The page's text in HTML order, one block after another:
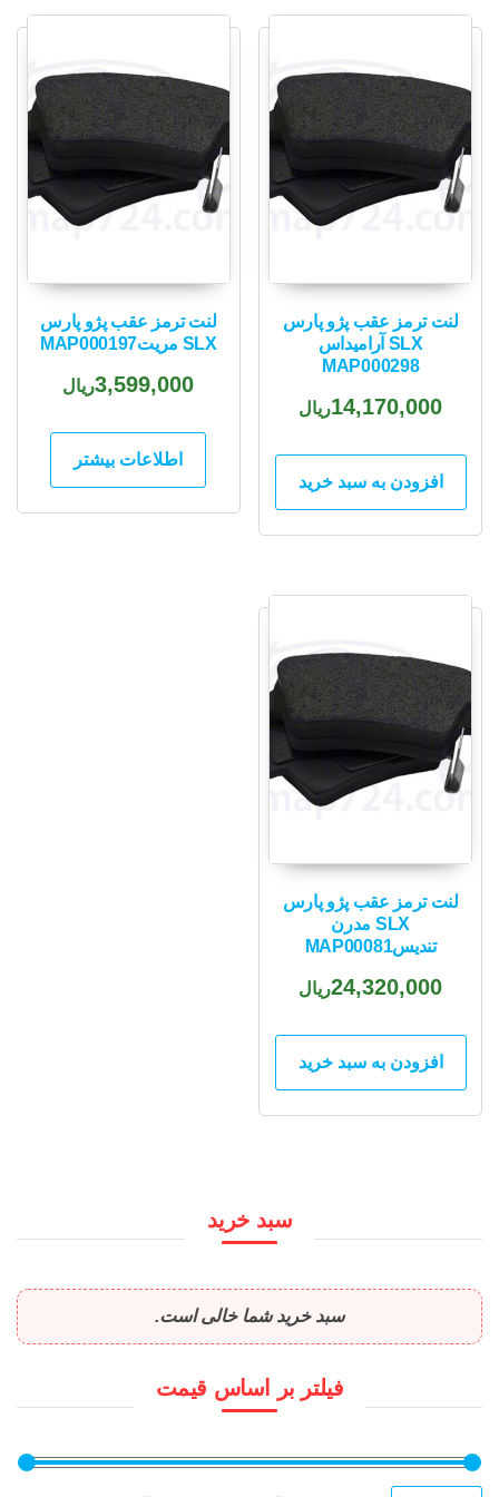
لنت ترمز عقب پژو پارس
SLX آرامیداس
MAP000298
14,170,000ریال
افزودن به سبد خرید
لنت ترمز عقب پژو پارس
SLX مریتMAP000197
3,599,000ریال
اطلاعات بیشتر
لنت ترمز عقب پژو پارس
SLX مدرن
تندیسMAP00081
24,320,000ریال
افزودن به سبد خرید
سبد خرید
سبد خرید شما خالی است.
فیلتر بر اساس قیمت